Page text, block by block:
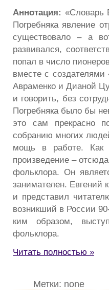
Аннотация: «Словарь
Погребняка явление
существовало – а
развивался,
попал в число
вместе с создателями
Авраменко и Дианой
и говорить, без
Погребняка было бы
это сам прекрасно
собранию многих
мощь в работе. Как
произведение –
фольклора. Он
занимателен. Евгений
и представил
возникший в России
ким образом,
фольклора.
Читать полностью »
Метки: none